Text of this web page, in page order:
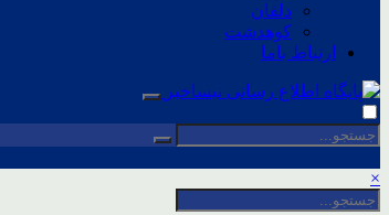
دلفان
کوهدشت
ارتباط باما
×